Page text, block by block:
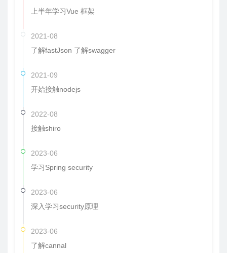
上半年学习Vue 框架
2021-08
了解fastJson 了解swagger
2021-09
开始接触nodejs
2022-08
接触shiro
2023-06
学习Spring security
2023-06
深入学习security原理
2023-06
了解cannal